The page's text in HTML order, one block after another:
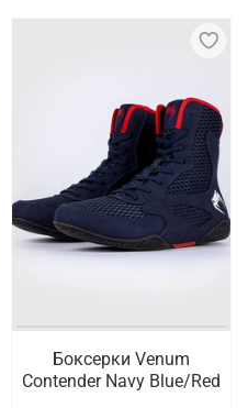
Боксерки Venum
Contender Navy Blue/Red